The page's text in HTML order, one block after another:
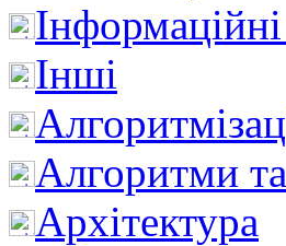
Інформаційні
Інші
Алгоритми
Архітектура